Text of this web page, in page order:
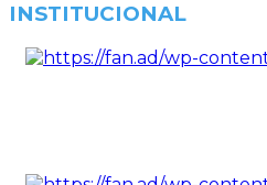
INSTITUCIONAL